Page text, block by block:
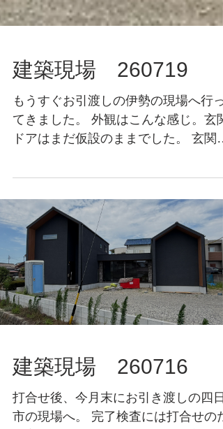
建築現場 260719
もうすぐお引渡しの伊勢の現場へ行っ
てきました。 外観はこんな感じ。玄関
ール正面の壁は施主塗装。 吹抜、スキ
ップフロア、半地下のある気持ちの良
いLDK空間です。 竣工おめでとうござ
います！ 外構が終わる頃を見計らって
再訪致します。 加門建築設計室
建築現場 260716
打合せ後、今月末にお引き渡しの四日